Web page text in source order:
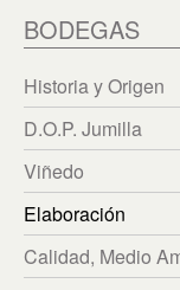
Noticias
Contacto
Tienda Online
繁體中文
English
BODEGAS
Historia y Origen
D.O.P. Jumilla
Viñedo
Elaboración
Calidad, Medio